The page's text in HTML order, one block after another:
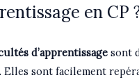
en CP
d’apprentissagesont
Elles sont facilement